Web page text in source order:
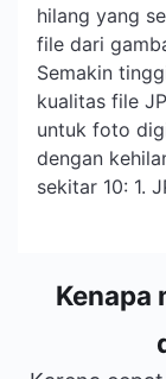
hilang yang
file dari
Semakin
kualitas file
untuk foto
dengan
sekitar 10: 1.
Kenapa